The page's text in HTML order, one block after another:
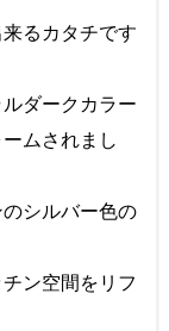
るカタチです
ダークカラー
ムされまし
シルバー色の
ン空間をリフ